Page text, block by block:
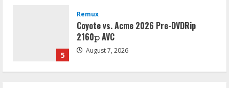
5
Remux
Coyote vs. Acme 2026 Pre-DVDRip
2160𝚙 AVC
August 7, 2026